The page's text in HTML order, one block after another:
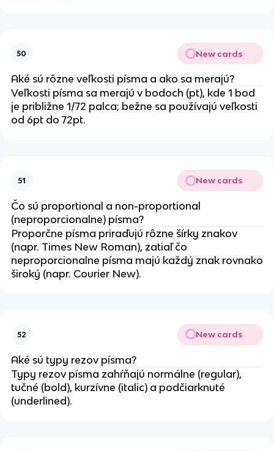
50 New cards
Aké sú rôzne veľkosti písma a ako sa merajú?
Veľkosti písma sa merajú v bodoch (pt), kde 1 bod
je približne 1/72 palca; bežne sa používajú veľkosti
od 6pt do 72pt.
51 New cards
Čo sú proportional a non-proportional
(neproporcionalne) písma?
Proporčne písma priraďujú rôzne šírky znakov
(napr. Times New Roman), zatiaľ čo
neproporcionalne písma majú každý znak rovnako
široký (napr. Courier New).
52 New cards
Aké sú typy rezov písma?
Typy rezov písma zahŕňajú normálne (regular),
tučné (bold), kurzívne (italic) a podčiarknuté
(underlined).